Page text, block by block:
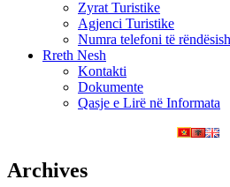
Zyrat Turistike
Agjenci Turistike
Numra telefoni të
Rreth Nesh
Kontakti
Dokumente
Qasje e Lirë në Informata
Archives